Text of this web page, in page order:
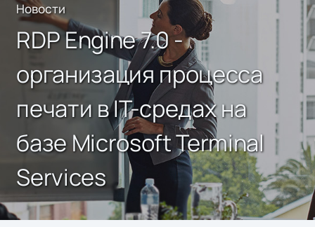
Новости
RDP Engine 7.0 -
организация процесса
печати в IT-средах на
базе Microsoft Terminal
Services